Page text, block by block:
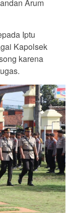
Arum
Iptu
Kapolsek
karena